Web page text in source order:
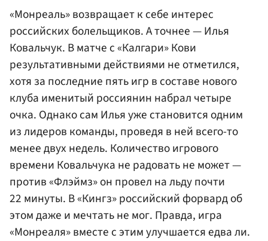
«Монреаль» возвращает к себе интерес
российских болельщиков. А точнее — Илья
Ковальчук. В матче с «Калгари» Кови
результативными действиями не отметился,
хотя за последние пять игр в составе нового
клуба именитый россиянин набрал четыре
очка. Однако сам Илья уже становится одним
из лидеров команды, проведя в ней всего-то
менее двух недель. Количество игрового
времени Ковальчука не радовать не может —
против «Флэймз» он провел на льду почти
22 минуты. В «Кингз» российский форвард об
этом даже и мечтать не мог. Правда, игра
«Монреаля» вместе с этим улучшается едва ли.